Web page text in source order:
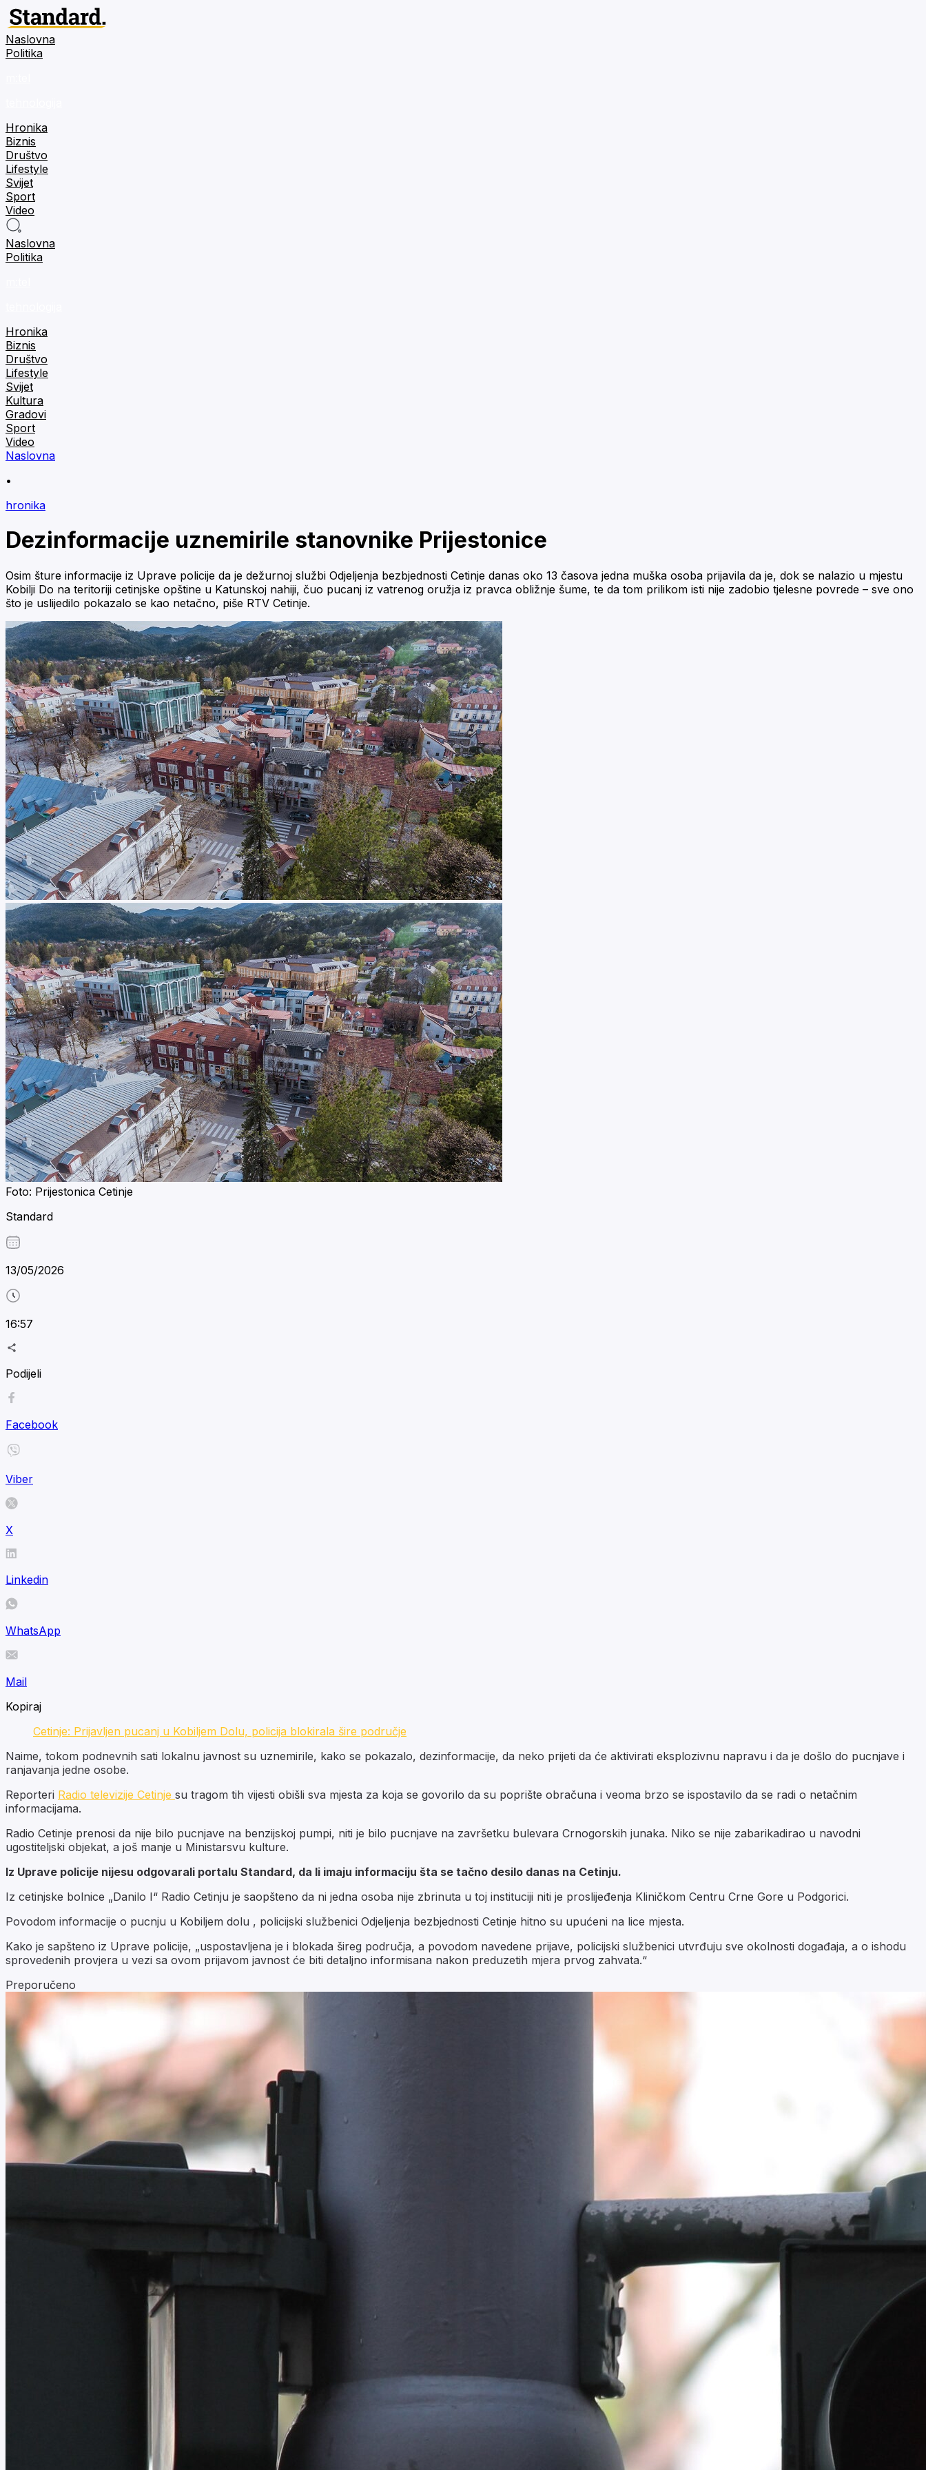
Naslovna
Politika
Hronika
Biznis
Društvo
Lifestyle
Svijet
Sport
Video
Naslovna
Politika
Hronika
Biznis
Društvo
Lifestyle
Svijet
Kultura
Gradovi
Sport
Video
Naslovna
•
hronika
Dezinformacije uznemirile stanovnike Prijestonice
Osim šture informacije iz Uprave policije da je dežurnoj službi Odjeljenja bezbjednosti Cetinje danas oko 13 časova jedna muška osoba prijavila da je, dok se nalazio u mjestu
Kobilji Do na teritoriji cetinjske opštine u Katunskoj nahiji, čuo pucanj iz vatrenog oružja iz pravca obližnje šume, te da tom prilikom isti nije zadobio tjelesne povrede – sve ono
što je uslijedilo pokazalo se kao netačno, piše RTV Cetinje.
Foto: Prijestonica Cetinje
Standard
13/05/2026
16:57
Podijeli
Facebook
Viber
X
Linkedin
WhatsApp
Mail
Kopiraj
Cetinje: Prijavljen pucanj u Kobiljem Dolu, policija blokirala šire područje
Naime, tokom podnevnih sati lokalnu javnost su uznemirile, kako se pokazalo, dezinformacije, da neko prijeti da će aktivirati eksplozivnu napravu i da je došlo do pucnjave i
ranjavanja jedne osobe.
Reporteri Radio televizije Cetinje su tragom tih vijesti obišli sva mjesta za koja se govorilo da su poprište obračuna i veoma brzo se ispostavilo da se radi o netačnim
informacijama.
Radio Cetinje prenosi da nije bilo pucnjave na benzijskoj pumpi, niti je bilo pucnjave na završetku bulevara Crnogorskih junaka. Niko se nije zabarikadirao u navodni
ugostiteljski objekat, a još manje u Ministarsvu kulture.
Iz Uprave policije nijesu odgovarali portalu Standard, da li imaju informaciju šta se tačno desilo danas na Cetinju.
Iz cetinjske bolnice „Danilo I“ Radio Cetinju je saopšteno da ni jedna osoba nije zbrinuta u toj instituciji niti je proslijeđenja Kliničkom Centru Crne Gore u Podgorici.
Povodom informacije o pucnju u Kobiljem dolu , policijski službenici Odjeljenja bezbjednosti Cetinje hitno su upućeni na lice mjesta.
Kako je sapšteno iz Uprave policije, „uspostavljena je i blokada šireg područja, a povodom navedene prijave, policijski službenici utvrđuju sve okolnosti događaja, a o ishodu
sprovedenih provjera u vezi sa ovom prijavom javnost će biti detaljno informisana nakon preduzetih mjera prvog zahvata.“
Preporučeno